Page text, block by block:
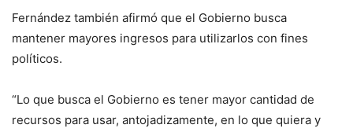
Fernández también afirmó que el Gobierno busca
mantener mayores ingresos para utilizarlos con fines
políticos.
“Lo que busca el Gobierno es tener mayor cantidad de
recursos para usar, antojadizamente, en lo que quiera y